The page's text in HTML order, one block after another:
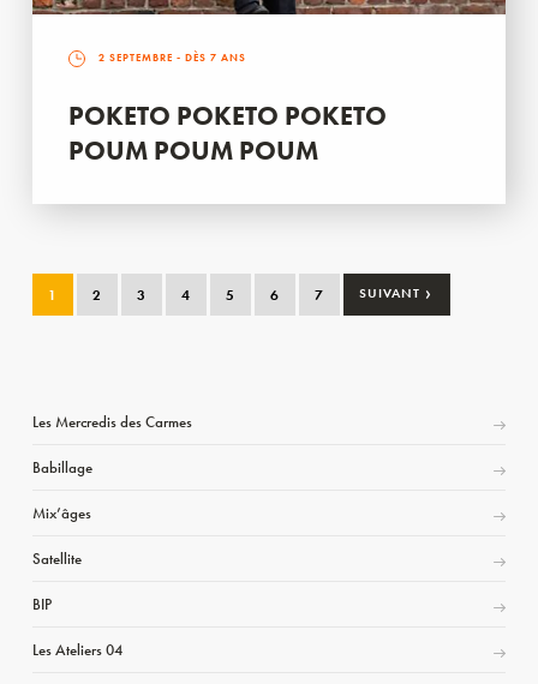
2 SEPTEMBRE - DÈS 7 ANS
POKETO POKETO POKETO
POUM POUM POUM
1 2 3 4 5 6 7 SUIVANT ›
Les Mercredis des Carmes
Babillage
Mix’âges
Satellite
BIP
Les Ateliers 04